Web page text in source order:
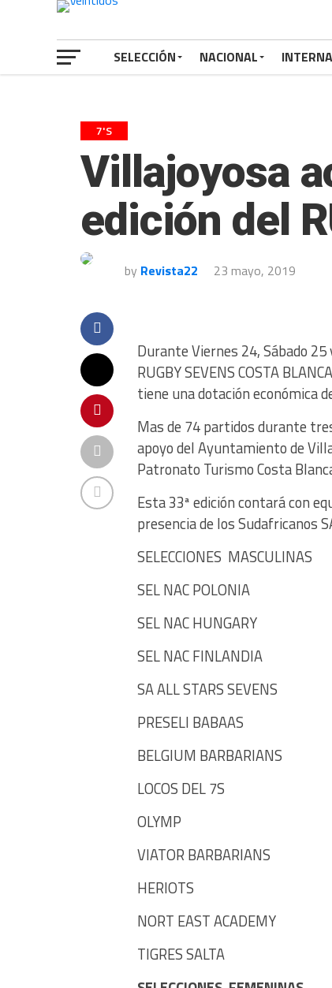
SELECCIÓN NACIONAL
7'S
Villajoyosa
edición del
by Revista22 23 mayo, 2019
Durante Viernes 24, Sábado
RUGBY SEVENS COSTA
tiene una dotación económica
Mas de 74 partidos durante
apoyo del Ayuntamiento de
Patronato Turismo Costa
Esta 33ª edición contará con
presencia de los Sudafricanos
SELECCIONES MASCULINAS
SEL NAC POLONIA
SEL NAC HUNGARY
SEL NAC FINLANDIA
SA ALL STARS SEVENS
PRESELI BABAAS
BELGIUM BARBARIANS
LOCOS DEL 7S
OLYMP
VIATOR BARBARIANS
HERIOTS
NORT EAST ACADEMY
TIGRES SALTA